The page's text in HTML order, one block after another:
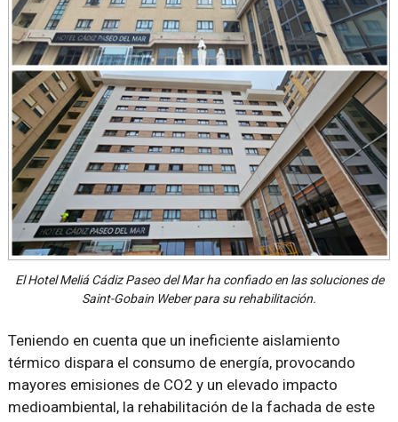
El Hotel Meliá Cádiz Paseo del Mar ha confiado en las soluciones de
Saint-Gobain Weber para su rehabilitación.
Teniendo en cuenta que un ineficiente aislamiento
térmico dispara el consumo de energía, provocando
mayores emisiones de CO2 y un elevado impacto
medioambiental, la rehabilitación de la fachada de este